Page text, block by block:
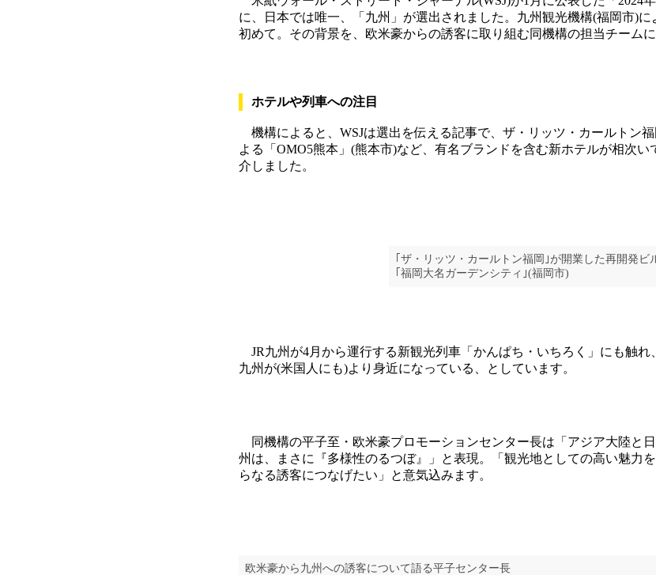
に、日本では唯一、「九州」が選出されました。九州観光機構(福岡市)
初めて。その背景を、欧米豪からの誘客に取り組む同機構の担当チームに
ホテルや列車への注目
機構によると、WSJは選出を伝える記事で、ザ・リッツ・カールトン
よる「OMO5熊本」(熊本市)など、有名ブランドを含む新ホテルが相次い
介しました。
｢ザ・リッツ・カールトン福岡｣が開業した再開発ビ
｢福岡大名ガーデンシティ｣(福岡市)
JR九州が4月から運行する新観光列車「かんぱち・いちろく」にも触れ
九州が(米国人にも)より身近になっている、としています。
同機構の平子至・欧米豪プロモーションセンター長は「アジア大陸と
州は、まさに『多様性のるつぼ』」と表現。「観光地としての高い魅力
らなる誘客につなげたい」と意気込みます。
欧米豪から九州への誘客について語る平子センター長